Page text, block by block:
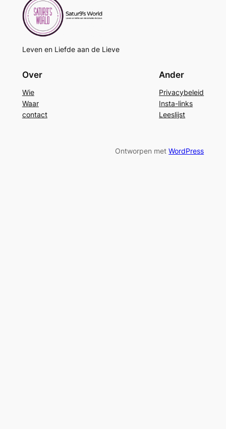
Leven en Liefde aan de Lieve
Over
Wie
Waar
contact
Ander
Privacybeleid
Insta-links
Leeslijst
Ontworpen metWordPress